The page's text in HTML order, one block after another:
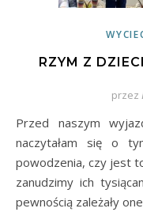
RZYM Z
przez
Przed naszym wyjazdem do Rzymu z dziećmi wiele
naczytałam się o
powodzenia, czy jest
zanudzimy ich
pewnością zależały